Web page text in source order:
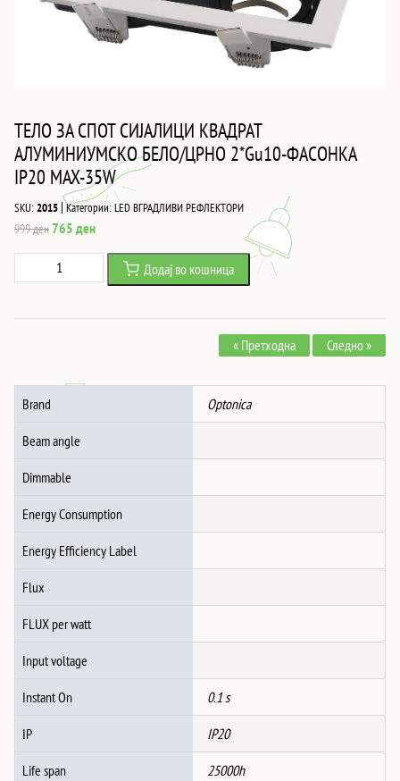
ТЕЛО ЗА СПОТ СИЈАЛИЦИ КВАДРАТ
АЛУМИНИУМСКО БЕЛО/ЦРНО 2*Gu10-ФАСОНКА
IP20 MAX-35W
SKU:2015 |Категории:LED ВГРАДЛИВИ РЕФЛЕКТОРИ
999денOriginal
was:
765 денCurrent
765 ден.
ЗА
БЕЛО/
ЦРНО
2*Gu10-
IP20
35W
Додај во кошница
« Претходна Следно »
Brand Optonica
Beam angle
Dimmable
Energy Consumption
Energy Efficiency Label
Flux
FLUX per watt
Input voltage
Instant On 0.1 s
IP IP20
Life span 25000h